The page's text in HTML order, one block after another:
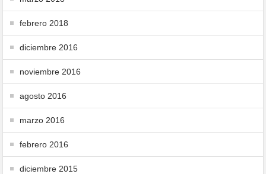
febrero 2018
diciembre 2016
noviembre 2016
agosto 2016
marzo 2016
febrero 2016
diciembre 2015